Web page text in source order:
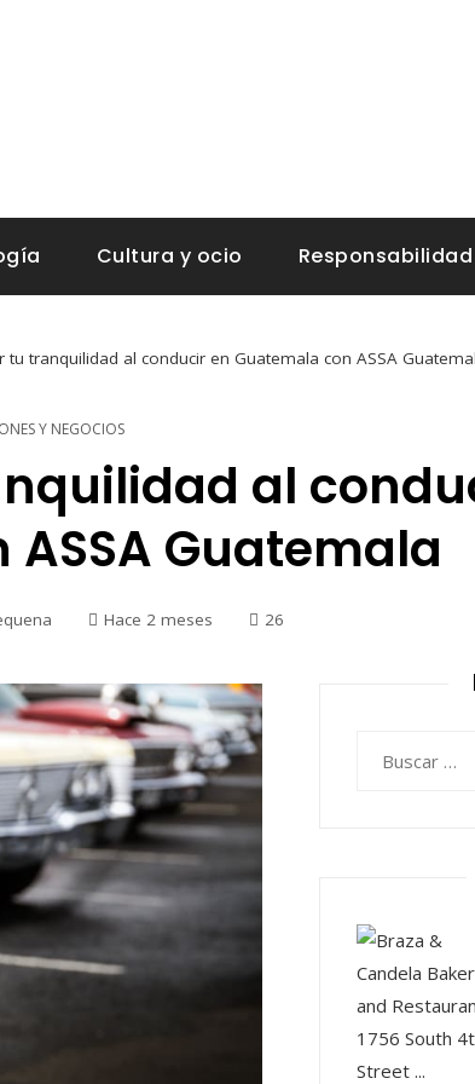
Cultura y ocio
tranquilidad al conducir en Guatemala con ASSA
Y NEGOCIOS
al
Guatemala
Hace 2 meses 26